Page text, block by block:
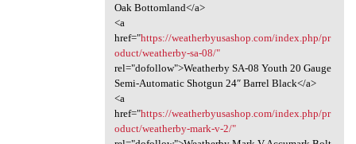
Oak Bottomland</a>
<a
href="https://weatherbyusashop.com/index.php/pr
oduct/weatherby-sa-08/"
rel="dofollow">Weatherby SA-08 Youth 20 Gauge
Semi-Automatic Shotgun 24″ Barrel Black</a>
<a
href="https://weatherbyusashop.com/index.php/pr
oduct/weatherby-mark-v-2/"